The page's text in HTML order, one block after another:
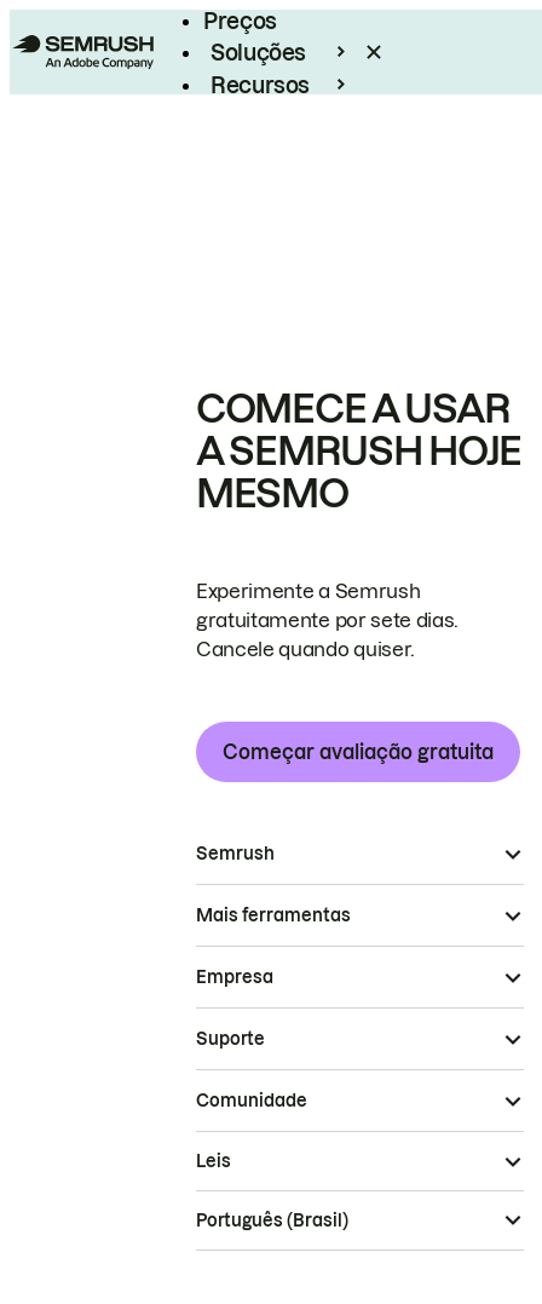
Preços
Soluções
Recursos
COMECE A USAR
A SEMRUSH HOJE
MESMO
Experimente a Semrush
gratuitamente por sete dias.
Cancele quando quiser.
Começar avaliação gratuita
Semrush
Mais ferramentas
Empresa
Suporte
Comunidade
Leis
Português (Brasil)